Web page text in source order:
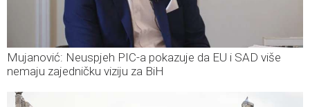
Mujanović: Neuspjeh PIC-a pokazuje da EU i SAD više
nemaju zajedničku viziju za BiH